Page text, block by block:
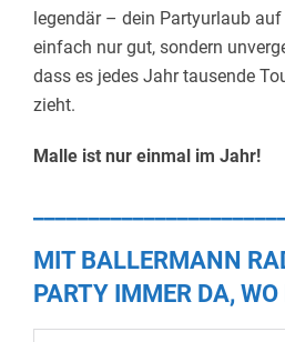
legendär – dein Partyurlaub
einfach nur gut, sondern
dass es jedes Jahr tausende
zieht.
Malle ist nur einmal im Jahr!
MIT BALLERMANN
PARTY IMMER DA,